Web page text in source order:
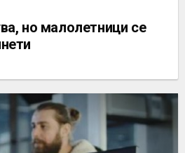
но малолетници се